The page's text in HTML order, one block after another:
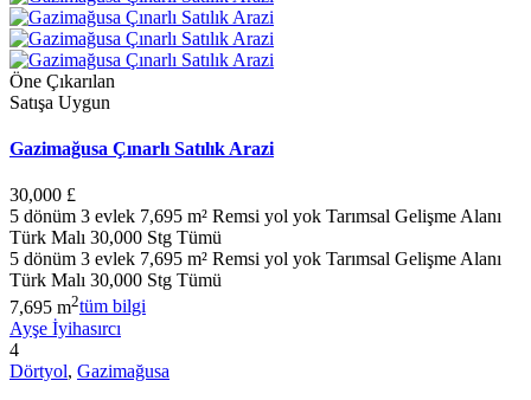
Öne Çıkarılan
Satışa Uygun
Gazimağusa Çınarlı Satılık Arazi
30,000 £
5 dönüm 3 evlek 7,695 m² Remsi yol yok Tarımsal Gelişme Alanı
Türk Malı 30,000 Stg Tümü
5 dönüm 3 evlek 7,695 m² Remsi yol yok Tarımsal Gelişme Alanı
Türk Malı 30,000 Stg Tümü
7,695 m2tüm bilgi
Ayşe İyihasırcı
4
Dörtyol, Gazimağusa